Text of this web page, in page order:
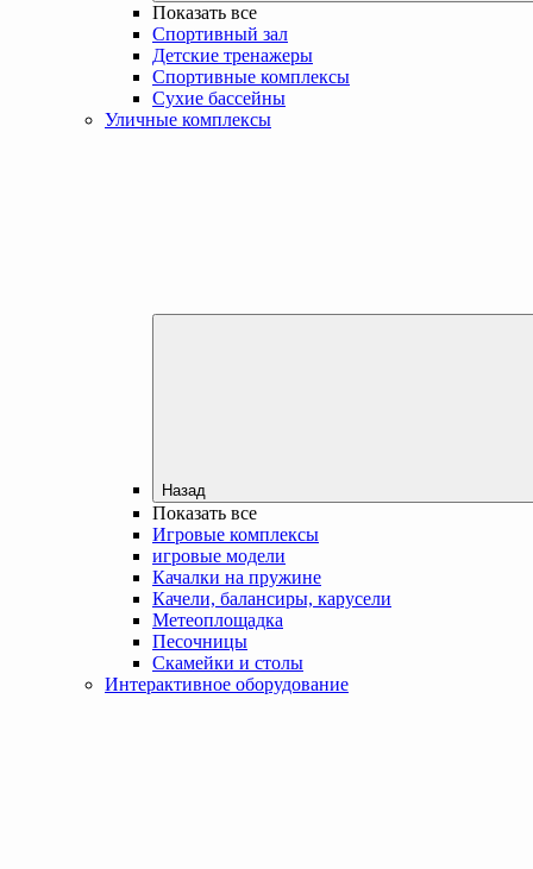
Показать все
Спортивный зал
Детские тренажеры
Спортивные комплексы
Сухие бассейны
Уличные комплексы
Назад
Показать все
Игровые комплексы
игровые модели
Качалки на пружине
Качели, балансиры, карусели
Метеоплощадка
Песочницы
Скамейки и столы
Интерактивное оборудование